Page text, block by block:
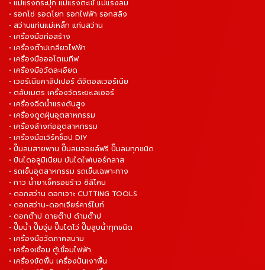
• แม่แรงกระปุก แม่แรงตะเข้ แม่แรงลม
• รอกโซ่ รอดโยก รอกไฟฟ้า รอกสลิง
• สว่านแท่นแม่เหล็ก แท่นสว่าน
• เครื่องมือก่อสร้าง
• เครื่องต๊าปเกลียวไฟฟ้า
• เครื่องมือออโตเมทีฟ
• เครื่องมือวัดละเอียด
• เวอร์เนียคาลิปเปอร์ ดิจิตอลเวอร์เนีย
• ตลับเมตร เครื่องวัดระยะเลเซอร์
• เครื่องฉีดน้ำแรงดันสูง
• เครื่องดูดฝุ่นอุตสาหกรรม
• เครื่องล้างท่ออุตสาหกรรม
• เครื่องมือเวิร์คช็อป DIY
• ปั๊มลมสายพาน ปั๊มลมออยล์ฟรี ปั๊มลมทุกชนิด
• ปันไดอลูมิเนียม บันไดไฟเบอร์กลาส
• รถเข็นอุตสาหกรรม รถเข็นเฉพาะทาง
• กาว น้ำยาเช็ครอยร้าว ซิลิโคน
• ดอกสว่าน ดอกเจาะ CUTTING TOOLS
• ดอกสว่าน-ดอกเจียร์คาร์ไบท์
• ดอกต๊าป ดายต๊าป ด้ามต๊าป
• ปั๊มน้ำ ปั๊มจุ่ม ปั๊มไดโว่ ปั๊มสูบน้ำทุกชนิด
• เครื่องมือวัดภาคสนาม
• เครื่องเชื่อม ตู้เชื่อมไฟฟ้า
• เครื่องขัดพื้น เครื่องปั่นเงาพื้น